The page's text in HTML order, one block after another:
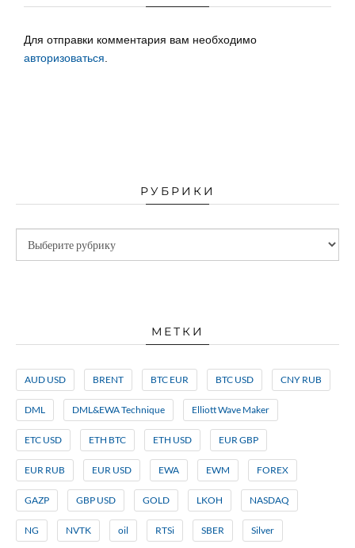
Для отправки комментария вам необходимо
авторизоваться.
РУБРИКИ
МЕТКИ
AUD USD BRENT BTC EUR BTC USD CNY RUB
DML DML&EWA Technique Elliott Wave Maker
ETC USD ETH BTC ETH USD EUR GBP
EUR RUB EUR USD EWA EWM FOREX
GAZP GBP USD GOLD LKOH NASDAQ
NG NVTK oil RTSi SBER Silver